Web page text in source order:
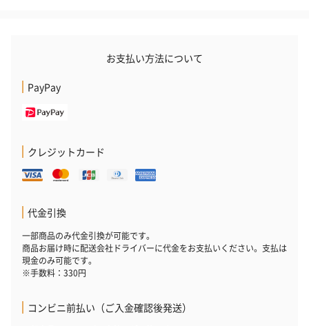
お支払い方法について
PayPay
クレジットカード
代金引換
一部商品のみ代金引換が可能です。
商品お届け時に配送会社ドライバーに代金をお支払いください。支払は
現金のみ可能です。
※手数料：330円
コンビニ前払い（ご入金確認後発送）